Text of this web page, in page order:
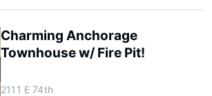
Charming Anchorage
Townhouse w/ Fire Pit!
2111 E 74th